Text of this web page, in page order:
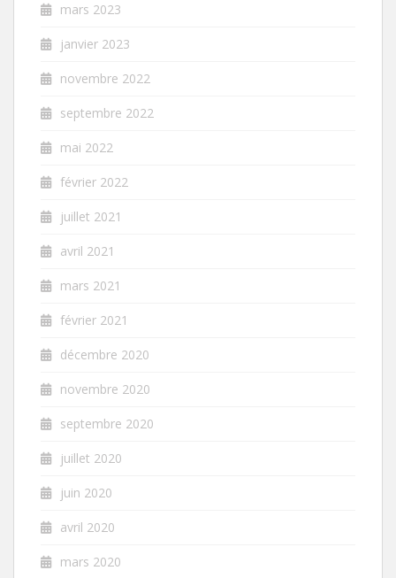
mars 2023
janvier 2023
novembre 2022
septembre 2022
mai 2022
février 2022
juillet 2021
avril 2021
mars 2021
février 2021
décembre 2020
novembre 2020
septembre 2020
juillet 2020
juin 2020
avril 2020
mars 2020